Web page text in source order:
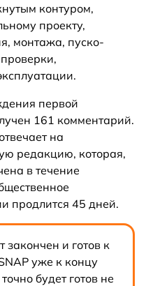
контуром,
проекту,
монтажа, пуско-
первой
161 комментарий.
на
редакцию, которая,
в течение
продлится 45 дней.
закончен и готов к
уже к концу
будет готов не